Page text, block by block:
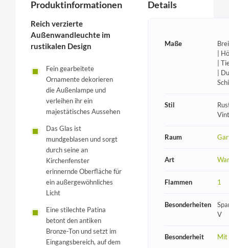
Produktinformationen
Reich verzierte
Außenwandleuchte im
rustikalen Design
Fein gearbeitete
Ornamente dekorieren
die Außenlampe und
verleihen ihr ein
majestätisches Aussehen
Das Glas ist
mundgeblasen und sorgt
durch seine an
Kirchenfenster
erinnernde Oberfläche für
ein außergewöhnliches
Licht
Eine stilechte Patina
betont den antiken
Bronze-Ton und setzt im
Eingangsbereich, auf dem
Details
Maße
|
|
|
Stil
Raum
Art
Flammen 1
Besonderheiten
V
Besonderheit Mit